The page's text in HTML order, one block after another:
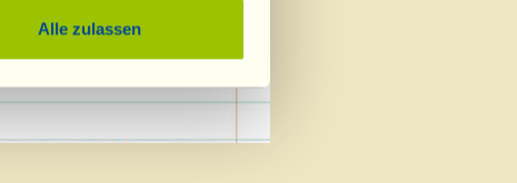
Alle zulassen
Zugang in die